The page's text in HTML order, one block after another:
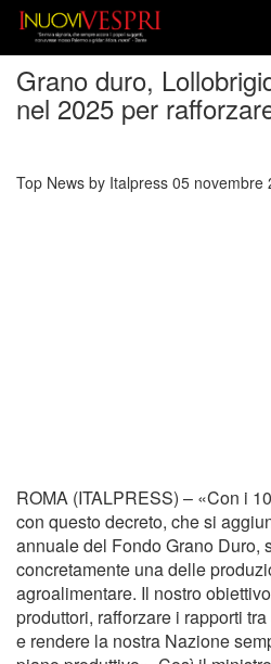
Grano duro,
nel 2025 per
Top News by Italpress 05 novembre
ROMA (ITALPRESS) – «Con i
con questo decreto, che si
annuale del Fondo Grano Duro,
concretamente una delle
agroalimentare. Il nostro
produttori, rafforzare i rapporti
e rendere la nostra Nazione